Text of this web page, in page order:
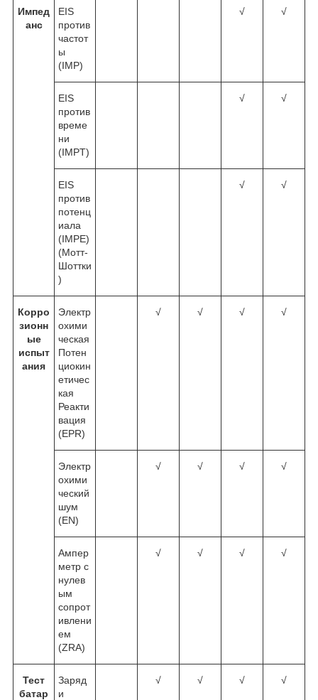
Импед
анс
EIS
против
частот
ы
(IMP)
√ √
EIS
против
време
ни
(IMPT)
√ √
EIS
против
потенц
иала
(IMPE)
(Мотт-
Шоттки
)
√ √
Корро
зионн
ые
испыт
ания
Электр
охими
ческая
Потен
циокин
етичес
кая
Реакти
вация
(EPR)
√ √ √ √
Электр
охими
ческий
шум
(EN)
√ √ √ √
Ампер
метр с
нулев
ым
сопрот
ивлени
ем
(ZRA)
√ √ √ √
Тест
батар
Заряд
и
√ √ √ √